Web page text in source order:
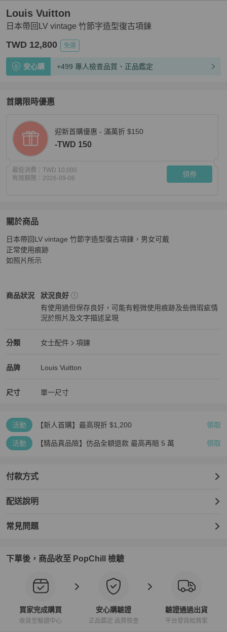
日本帶回LV vintage 竹節字造型復古項鍊
Louis Vuitton
TWD 12,800 免運
安心購 +499 專人檢查品質、正品鑑定
首購限時優惠
迎新首購優惠 - 滿萬折 $150
-TWD 150
最低消費： TWD 10,000
有效期限： 2026-09-06 領券
關於商品
關於日本帶回LV vintage 竹節字造型復古項鍊商品詳情與購買
日本帶回LV vintage 竹節字造型復古項鍊，男女可戴
正常使用痕跡
如照片所示
商品狀況
Louis Vuitton女士配件商品狀態與細節
狀況良好
有使用過但保存良好，可能有輕微使用痕跡及些微瑕疵情
況於照片及文字描述呈現
分類
Louis Vuitton女士配件 分類資訊
女士配件
項鍊
品牌
Louis Vuitton精品女士配件
Louis Vuitton
Louis Vuitton推薦清單
尺寸 單一尺寸
活動 【新人首購】最高現折 $1,200 領取
活動 【精品真品險】仿品全額退款 最高再賠 5 萬 領取
付款方式
配送說明
常見問題
下單後，商品收至 PopChill 檢驗
買家完成購買
收貨至驗證中心
安心購驗證
正品鑑定 品質檢查
驗證通過出貨
平台發貨給買家